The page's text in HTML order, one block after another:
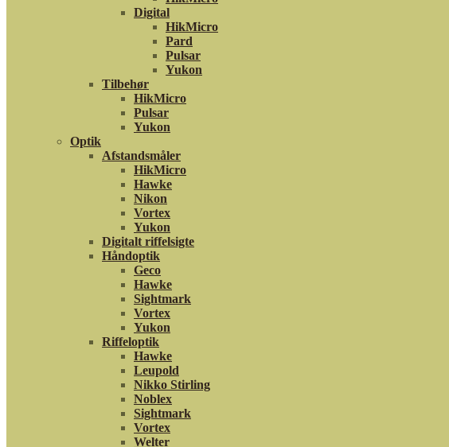
Digital
HikMicro
Pard
Pulsar
Yukon
Tilbehør
HikMicro
Pulsar
Yukon
Optik
Afstandsmåler
HikMicro
Hawke
Nikon
Vortex
Yukon
Digitalt riffelsigte
Håndoptik
Geco
Hawke
Sightmark
Vortex
Yukon
Riffeloptik
Hawke
Leupold
Nikko Stirling
Noblex
Sightmark
Vortex
Welter